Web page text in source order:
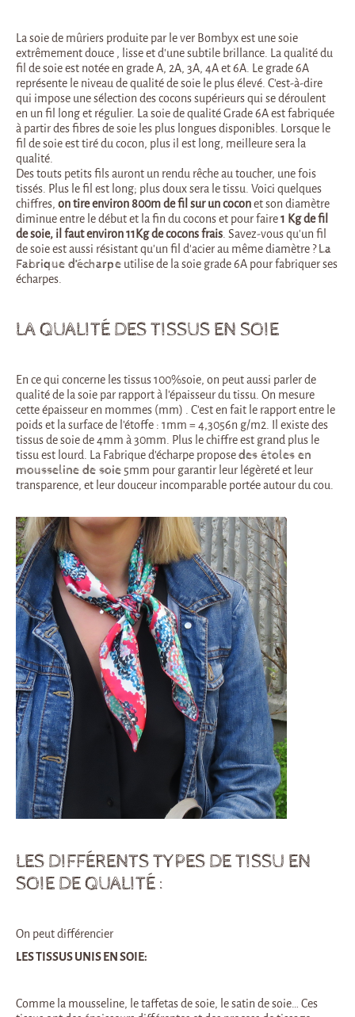
La soie de mûriers produite par le ver Bombyx est une soie
extrêmement douce , lisse et d’une subtile brillance. La qualité du
fil de soie est notée en grade A, 2A, 3A, 4A et 6A. Le grade 6A
représente le niveau de qualité de soie le plus élevé. C’est-à-dire
qui impose une sélection des cocons supérieurs qui se déroulent
en un fil long et régulier. La soie de qualité Grade 6A est fabriquée
à partir des fibres de soie les plus longues disponibles. Lorsque le
fil de soie est tiré du cocon, plus il est long, meilleure sera la
qualité.
Des touts petits fils auront un rendu rêche au toucher, une fois
tissés. Plus le fil est long; plus doux sera le tissu. Voici quelques
chiffres, on tire environ 800m de fil sur un coconet son diamètre
diminue entre le début et la fin du cocons et pour faire1 Kg de fil
de soie, il faut environ 11Kg de cocons frais. Savez-vous qu’un fil
de soie est aussi résistant qu’un fil d’acier au même diamètre ?La
Fabrique d’écharpe utilise de la soie grade 6A pour fabriquer ses
écharpes.
LA QUALITÉ DES TISSUS EN SOIE
En ce qui concerne les tissus 100%soie, on peut aussi parler de
qualité de la soie par rapport à l’épaisseur du tissu. On mesure
cette épaisseur en mommes (mm) . C’est en fait le rapport entre le
poids et la surface de l’étoffe : 1mm = 4,3056n g/m2. Il existe des
tissus de soie de 4mm à 30mm. Plus le chiffre est grand plus le
tissu est lourd. La Fabrique d’écharpe proposedes étoles en
mousseline de soie 5mm pour garantir leur légèreté et leur
transparence, et leur douceur incomparable portée autour du cou.
LES DIFFÉRENTS TYPES DE TISSU EN
SOIE DE QUALITÉ :
On peut différencier
LES TISSUS UNIS EN SOIE:
Comme la mousseline, le taffetas de soie, le satin de soie… Ces